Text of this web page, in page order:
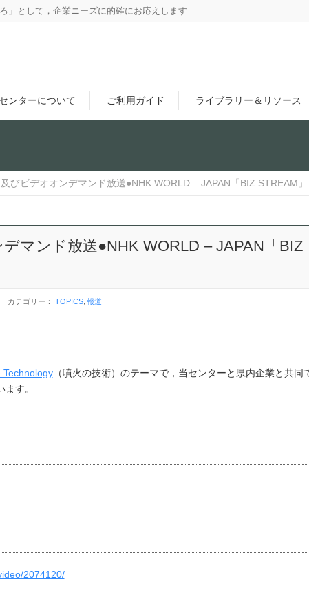
」として，企業ニーズに的確にお応えします
ンターについて ご利用ガイド ライブラリー＆リソース
びビデオオンデマンド放送●NHK WORLD – JAPAN「BIZ STREAM」
マンド放送●NHK WORLD – JAPAN「BIZ
カテゴリー： TOPICS 報道
Technology（噴火の技術）のテーマで，当センターと県内企業と共同
す。
2074120/